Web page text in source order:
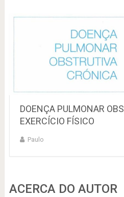
DOENÇA PULMONAR
EXERCÍCIO FÍSICO
Paulo
ACERCA DO AUTOR